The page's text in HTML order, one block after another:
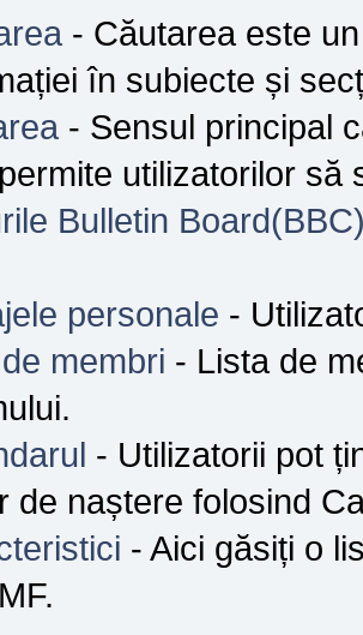
- Căutarea este
în subiecte și
- Sensul principal
utilizatorilor să
Bulletin
personale -
membri - Lista de
- Utilizatorii pot
de naștere folosind
- Aici găsiți o